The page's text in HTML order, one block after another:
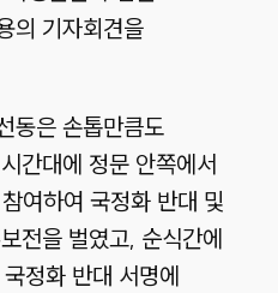
의 기자회견을
동은 손톱만큼도
간대에 정문 안쪽에서
여하여 국정화 반대 및
전을 벌였고, 순식간에
정화 반대 서명에